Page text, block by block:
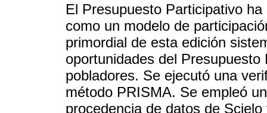
El Presupuesto Participativo
como un modelo de
primordial de esta edición
oportunidades del
pobladores. Se ejecutó una
método PRISMA. Se empleó
procedencia de datos de